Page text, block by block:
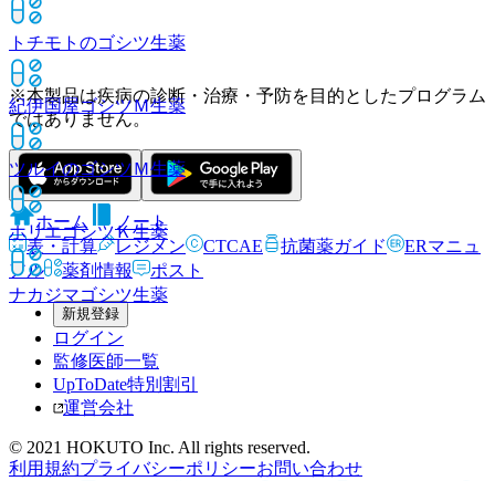
トチモトのゴシツ生薬
紀伊国屋ゴシツＭ生薬
ツルイのゴシツＭ生薬
ホリエゴシツＫ生薬
ナカジマゴシツ生薬
※本製品は疾病の診断・治療・予防を目的としたプログラム
ではありません。
ホーム
ノート
表・計算
レジメン CTCAE 抗菌薬ガイド
ERマニュ
アル
薬剤情報 ポスト
新規登録
ログイン
監修医師一覧
UpToDate特別割引
運営会社
© 2021 HOKUTO Inc. All rights reserved.
利用規約プライバシーポリシーお問い合わせ